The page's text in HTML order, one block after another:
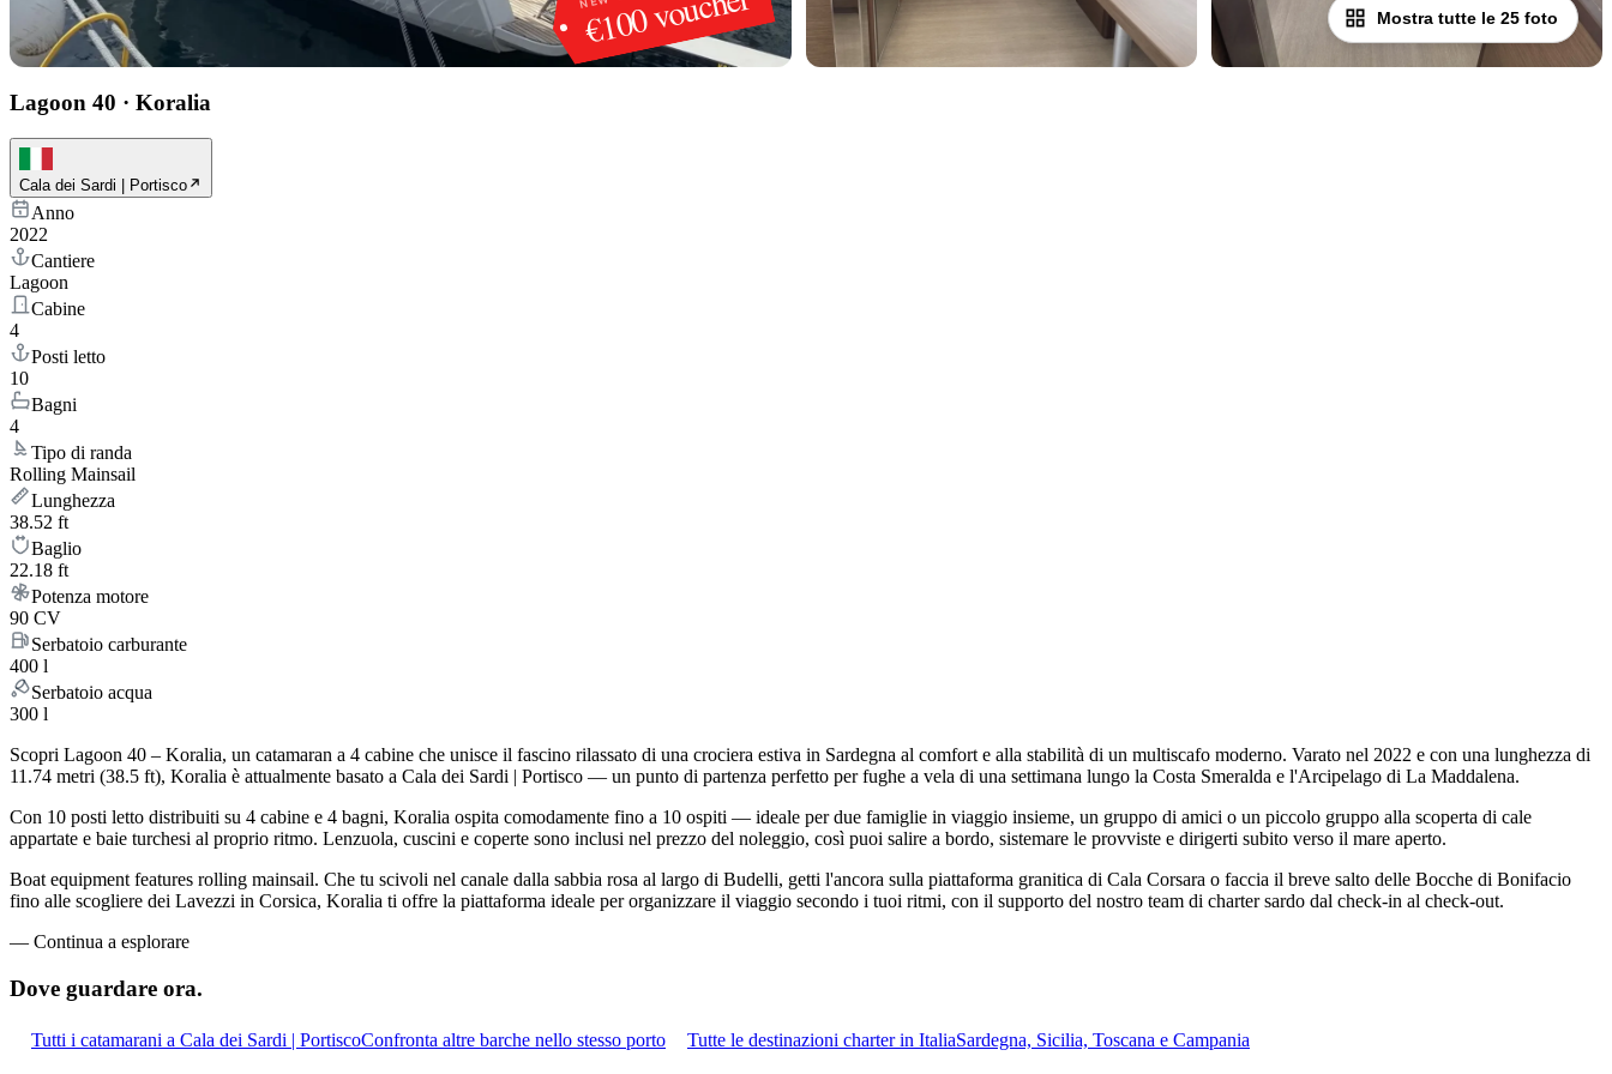
Mostra tutte le 25 foto
Lagoon 40 · Koralia
Cala dei Sardi | Portisco
Anno
2022
Cantiere
Lagoon
Cabine
4
Posti letto
10
Bagni
4
Tipo di randa
Rolling Mainsail
Lunghezza
38.52 ft
Baglio
22.18 ft
Potenza motore
90 CV
Serbatoio carburante
400 l
Serbatoio acqua
300 l
Scopri Lagoon 40 – Koralia, un catamaran a 4 cabine che unisce il fascino rilassato di una crociera estiva in Sardegna al comfort e alla stabilità di un multiscafo moderno. Varato nel 2022 e con una lunghezza di
11.74 metri (38.5 ft), Koralia è attualmente basato a Cala dei Sardi | Portisco — un punto di partenza perfetto per fughe a vela di una settimana lungo la Costa Smeralda e l'Arcipelago di La Maddalena.
Con 10 posti letto distribuiti su 4 cabine e 4 bagni, Koralia ospita comodamente fino a 10 ospiti — ideale per due famiglie in viaggio insieme, un gruppo di amici o un piccolo gruppo alla scoperta di cale
appartate e baie turchesi al proprio ritmo. Lenzuola, cuscini e coperte sono inclusi nel prezzo del noleggio, così puoi salire a bordo, sistemare le provviste e dirigerti subito verso il mare aperto.
Boat equipment features rolling mainsail. Che tu scivoli nel canale dalla sabbia rosa al largo di Budelli, getti l'ancora sulla piattaforma granitica di Cala Corsara o faccia il breve salto delle Bocche di Bonifacio
fino alle scogliere dei Lavezzi in Corsica, Koralia ti offre la piattaforma ideale per organizzare il viaggio secondo i tuoi ritmi, con il supporto del nostro team di charter sardo dal check-in al check-out.
— Continua a esplorare
Dove guardare ora.
Tutti i catamarani a Cala dei Sardi | PortiscoConfronta altre barche nello stesso porto Tutte le destinazioni charter in ItaliaSardegna, Sicilia, Toscana e Campania